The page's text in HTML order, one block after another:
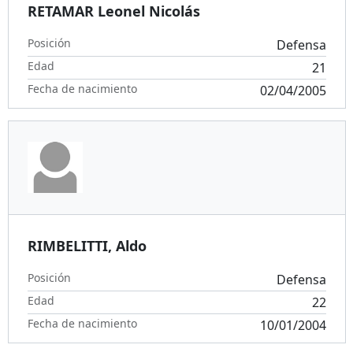
RETAMAR Leonel Nicolás
Posición Defensa
Edad 21
Fecha de nacimiento 02/04/2005
RIMBELITTI, Aldo
Posición Defensa
Edad 22
Fecha de nacimiento 10/01/2004